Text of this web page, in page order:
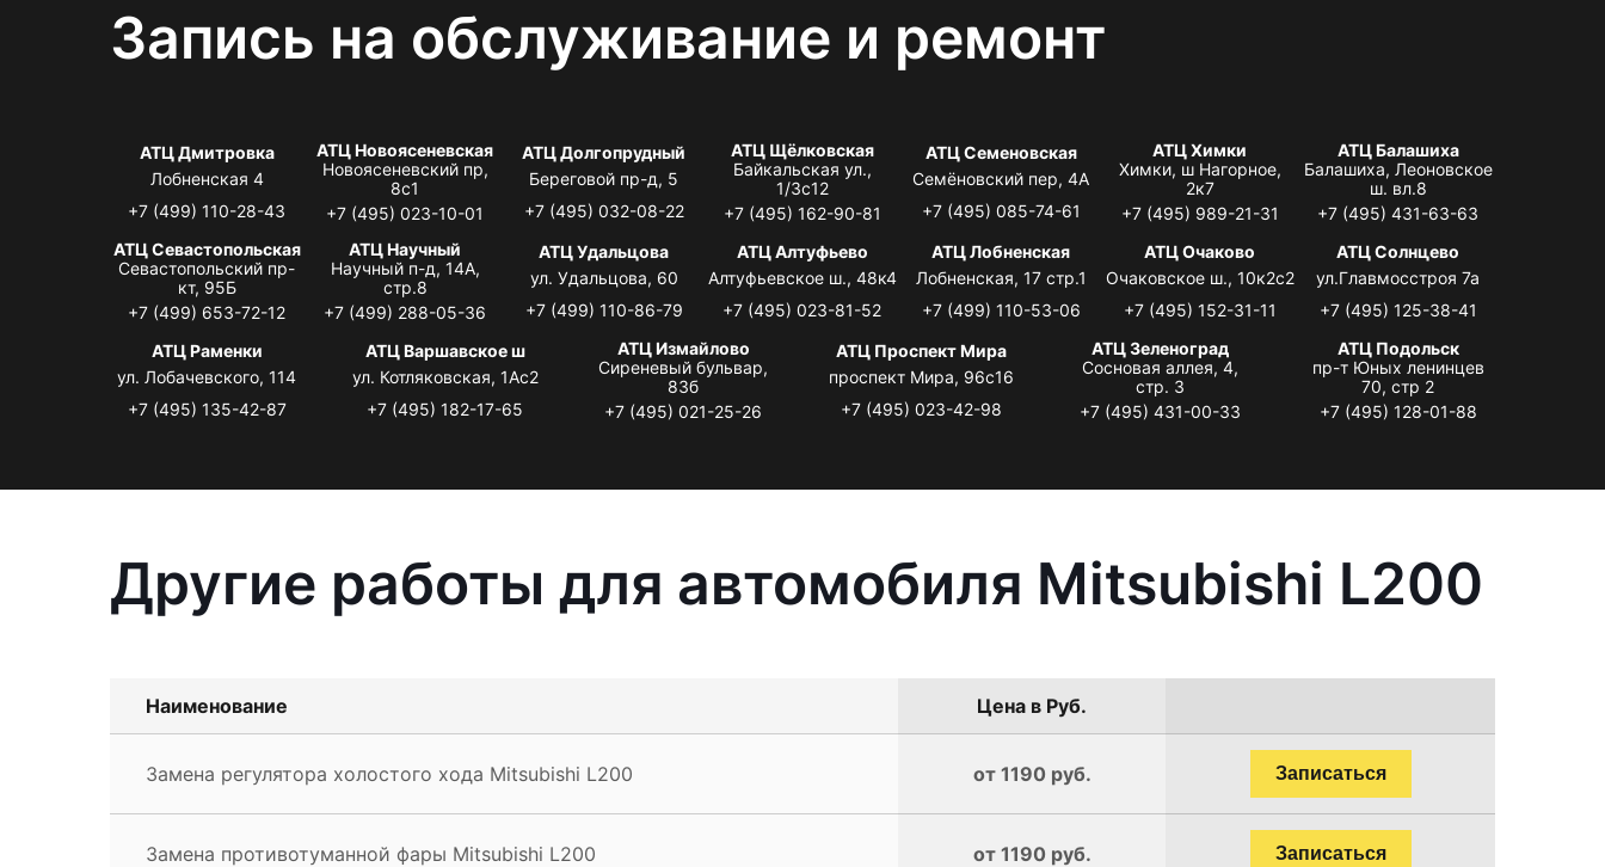
Запись на обслуживание и ремонт
АТЦ Дмитровка
Лобненская 4
+7 (499) 110-28-43
АТЦ Новоясеневская
Новоясеневский пр,
8с1
+7 (495) 023-10-01
АТЦ Долгопрудный
Береговой пр-д, 5
+7 (495) 032-08-22
АТЦ Щёлковская
Байкальская ул.,
1/3с12
+7 (495) 162-90-81
АТЦ Семеновская
Семёновский пер, 4А
+7 (495) 085-74-61
АТЦ Химки
Химки, ш Нагорное,
2к7
+7 (495) 989-21-31
АТЦ Балашиха
Балашиха, Леоновское
ш. вл.8
+7 (495) 431-63-63
АТЦ Севастопольская
Севастопольский пр-
кт, 95Б
+7 (499) 653-72-12
АТЦ Научный
Научный п-д, 14А,
стр.8
+7 (499) 288-05-36
АТЦ Удальцова
ул. Удальцова, 60
+7 (499) 110-86-79
АТЦ Алтуфьево
Алтуфьевское ш., 48к4
+7 (495) 023-81-52
АТЦ Лобненская
Лобненская, 17 стр.1
+7 (499) 110-53-06
АТЦ Очаково
Очаковское ш., 10к2с2
+7 (495) 152-31-11
АТЦ Солнцево
ул.Главмосстроя 7а
+7 (495) 125-38-41
АТЦ Раменки
ул. Лобачевского, 114
+7 (495) 135-42-87
АТЦ Варшавское ш
ул. Котляковская, 1Ас2
+7 (495) 182-17-65
АТЦ Измайлово
Сиреневый бульвар,
83б
+7 (495) 021-25-26
АТЦ Проспект Мира
проспект Мира, 96с16
+7 (495) 023-42-98
АТЦ Зеленоград
Сосновая аллея, 4,
стр. 3
+7 (495) 431-00-33
АТЦ Подольск
пр-т Юных ленинцев
70, стр 2
+7 (495) 128-01-88
Другие работы для автомобиля Mitsubishi L200
Наименование Цена в Руб.
Замена регулятора холостого хода Mitsubishi L200 от 1190 руб. Записаться
Замена противотуманной фары Mitsubishi L200 от 1190 руб. Записаться